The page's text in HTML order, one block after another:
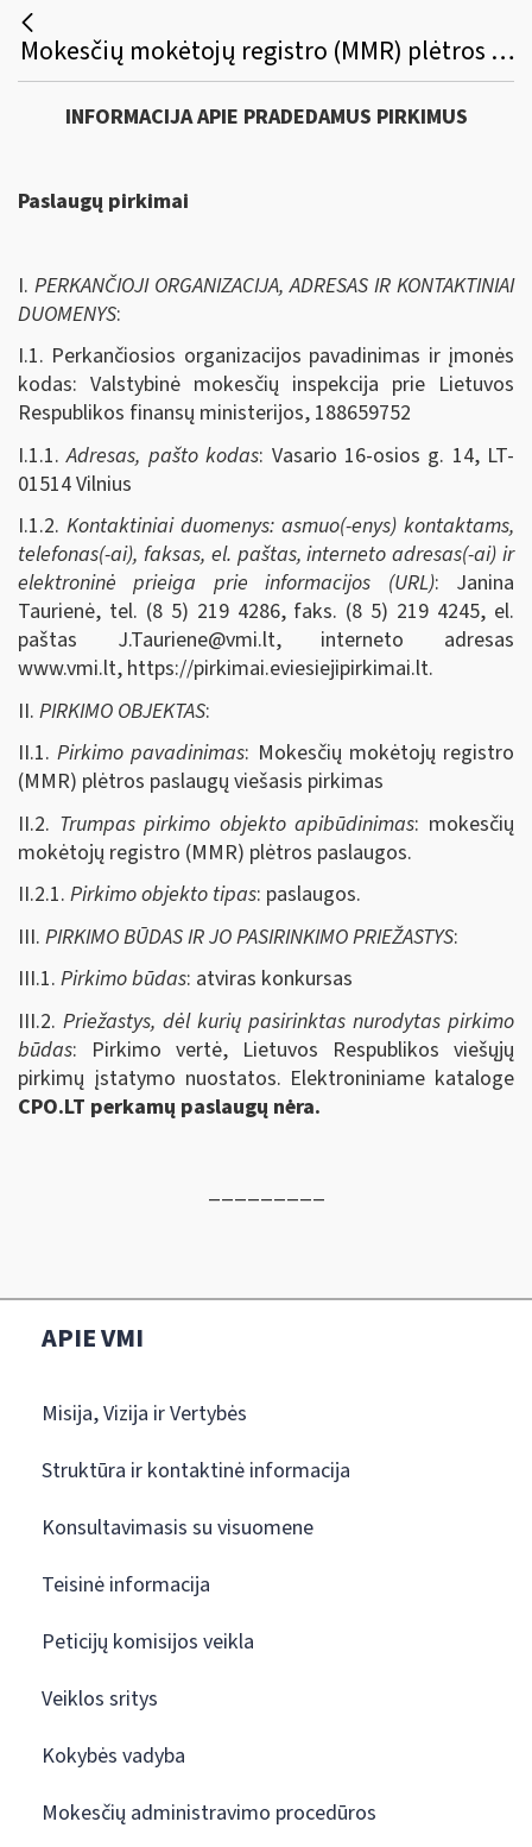
Mokesčių mokėtojų registro (MMR) plėtros paslaugų viešasis pirkimas
INFORMACIJA APIE PRADEDAMUS PIRKIMUS
Paslaugų pirkimai
I. PERKANČIOJI ORGANIZACIJA, ADRESAS IR KONTAKTINIAI
DUOMENYS:
I.1. Perkančiosios organizacijos pavadinimas ir įmonės
kodas: Valstybinė mokesčių inspekcija prie Lietuvos
Respublikos finansų ministerijos, 188659752
I.1.1.Adresas, pašto kodas: Vasario 16-osios g. 14, LT-
01514 Vilnius
I.1.2. Kontaktiniai duomenys: asmuo(-enys) kontaktams,
telefonas(-ai), faksas, el. paštas, interneto adresas(-ai) ir
elektroninė prieiga prie informacijos (URL): Janina
Taurienė, tel. (8 5) 219 4286, faks. (8 5) 219 4245, el.
paštas J.Tauriene@vmi.lt, interneto adresas
www.vmi.lt, https://pirkimai.eviesiejipirkimai.lt.
II. PIRKIMO OBJEKTAS:
II.1.Pirkimo pavadinimas: Mokesčių mokėtojų registro
(MMR) plėtros paslaugų viešasis pirkimas
II.2. Trumpas pirkimo objekto apibūdinimas: mokesčių
mokėtojų registro (MMR) plėtros paslaugos.
II.2.1. Pirkimo objekto tipas: paslaugos.
III. PIRKIMO BŪDAS IR JO PASIRINKIMO PRIEŽASTYS:
III.1. Pirkimo būdas: atviras konkursas
III.2. Priežastys, dėl kurių pasirinktas nurodytas pirkimo
būdas: Pirkimo vertė, Lietuvos Respublikos viešųjų
pirkimų įstatymo nuostatos. Elektroniniame kataloge
CPO.LT perkamų paslaugų nėra.
APIE VMI
Misija, Vizija ir Vertybės
Struktūra ir kontaktinė informacija
Konsultavimasis su visuomene
Teisinė informacija
Peticijų komisijos veikla
Veiklos sritys
Kokybės vadyba
Mokesčių administravimo procedūros